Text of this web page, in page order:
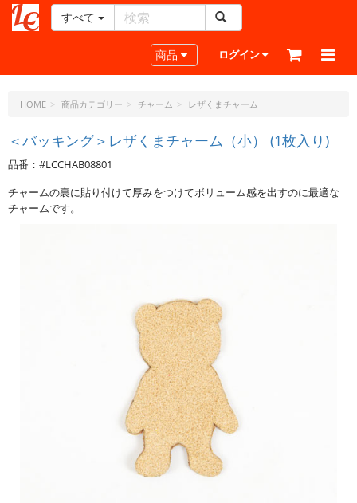
ー
ラ
ト・
ド
ッ
ト・
ジ
すべて
Toggle navigation
商品 ログイン
HOME 商品カテゴリー チャーム レザくまチャーム
＜バッキング＞レザくまチャーム（小） (1枚入り)
品番：#LCCHAB08801
チャームの裏に貼り付けて厚みをつけてボリューム感を出すのに最適な
チャームです。